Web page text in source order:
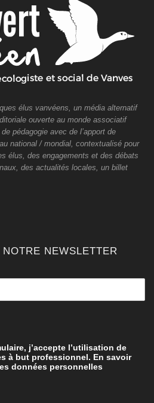
élus vanvéens, un média alternatif
ouverte au monde associatif
pédagogie avec de l’apport de
national / mondial, contextualisé pour
élus, des engagements et des débats
des actualités locales, un billet
NEWSLETTER
j’accepte l’utilisation de
à but professionnel. En savoir
données personnelles